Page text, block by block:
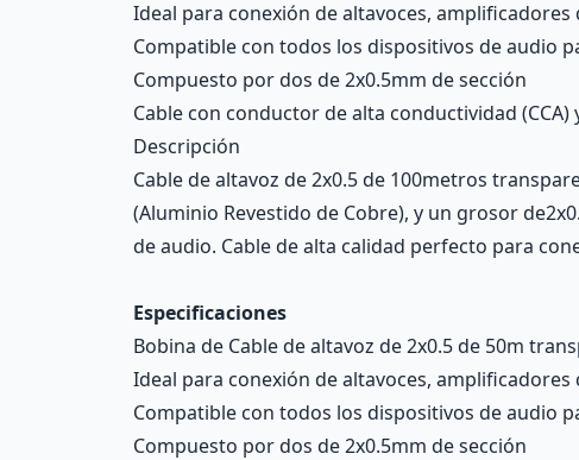
Ideal para conexión de altavoces,
Compatible con todos los dispositivos de audio
Compuesto por dos de 2x0.5mm de sección
Cable con conductor de alta conductividad (CCA)
Descripción
Cable de altavoz de 2x0.5 de 100metros
(Aluminio Revestido de Cobre), y un grosor
de audio. Cable de alta calidad perfecto para
Especificaciones
Bobina de Cable de altavoz de 2x0.5 de 50m
Ideal para conexión de altavoces,
Compatible con todos los dispositivos de audio
Compuesto por dos de 2x0.5mm de sección